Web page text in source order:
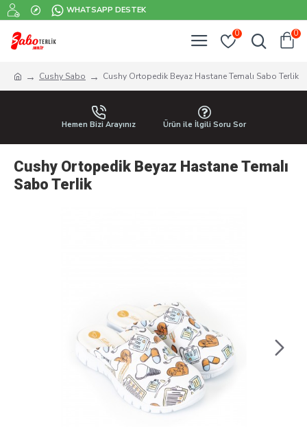
WHATSAPP DESTEK
0 0
Cushy Sabo Cushy Ortopedik Beyaz Hastane Temalı Sabo Terlik
Hemen Bizi Arayınız Ürün ile İlgili Soru Sor
Cushy Ortopedik Beyaz Hastane Temalı
Sabo Terlik